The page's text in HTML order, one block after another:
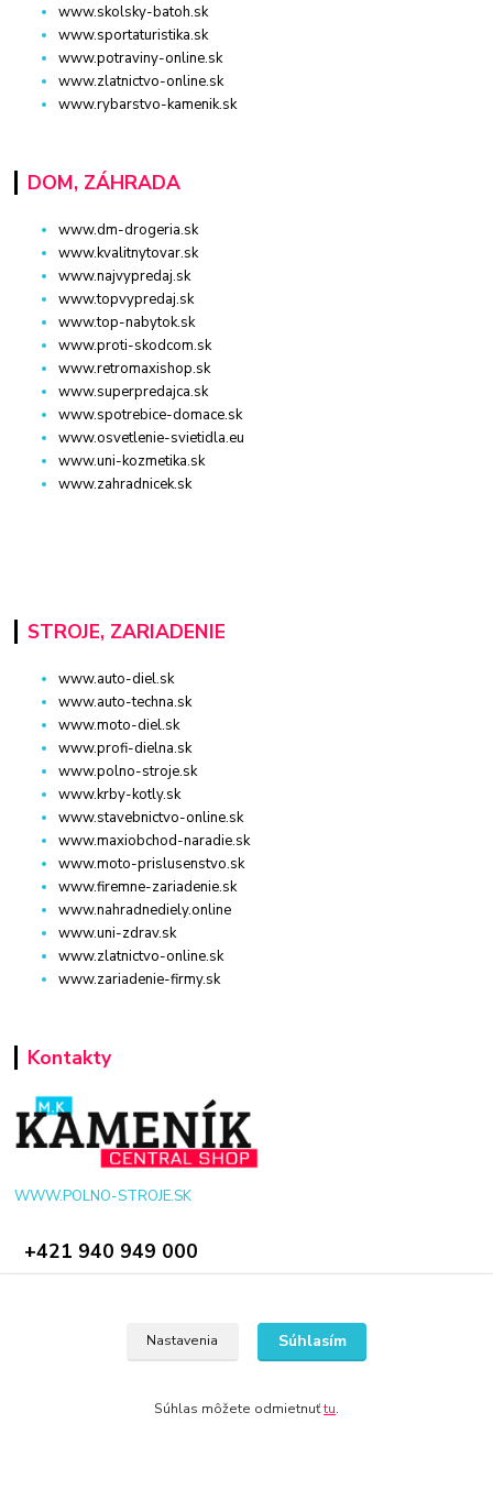
www.skolsky-batoh.sk
www.sportaturistika.sk
www.potraviny-online.sk
www.zlatnictvo-online.sk
www.rybarstvo-kamenik.sk
DOM, ZÁHRADA
www.dm-drogeria.sk
www.kvalitnytovar.sk
www.najvypredaj.sk
www.topvypredaj.sk
www.top-nabytok.sk
www.proti-skodcom.sk
www.retromaxishop.sk
www.superpredajca.sk
www.spotrebice-domace.sk
www.osvetlenie-svietidla.eu
www.uni-kozmetika.sk
www.zahradnicek.sk
STROJE, ZARIADENIE
www.auto-diel.sk
www.auto-techna.sk
www.moto-diel.sk
www.profi-dielna.sk
www.polno-stroje.sk
www.krby-kotly.sk
www.stavebnictvo-online.sk
www.maxiobchod-naradie.sk
www.moto-prislusenstvo.sk
www.firemne-zariadenie.sk
www.nahradnediely.online
www.uni-zdrav.sk
www.zlatnictvo-online.sk
www.zariadenie-firmy.sk
Kontakty
WWW.POLNO-STROJE.SK
+421 940 949 000
Nastavenia Súhlasím
Súhlas môžete odmietnuťtu.